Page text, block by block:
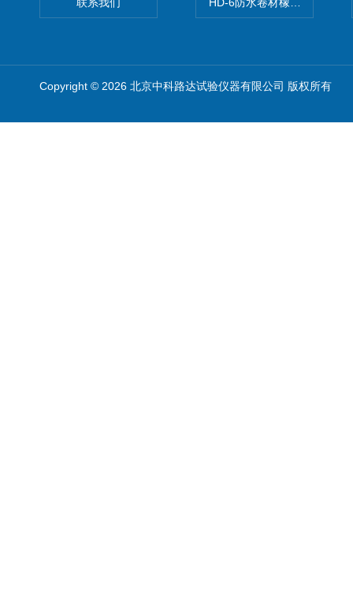
Copyright © 2026 北京中科路达试验仪器有限公司 版权所有